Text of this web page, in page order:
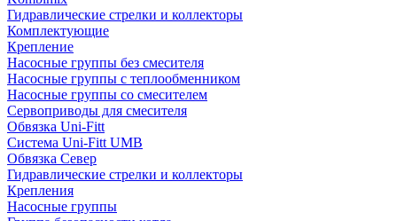
Гидравлические стрелки и коллекторы
Комплектующие
Крепление
Насосные группы без смесителя
Насосные группы с теплообменником
Насосные группы со смесителем
Сервоприводы для смесителя
Обвязка Uni-Fitt
Система Uni-Fitt UMB
Обвязка Север
Гидравлические стрелки и коллекторы
Крепления
Насосные группы